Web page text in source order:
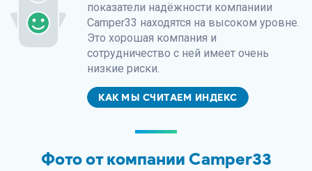
показатели надёжности компаниии
Camper33 находятся на высоком уровне.
Это хорошая компания и
сотрудничество с ней имеет очень
низкие риски.
КАК МЫ СЧИТАЕМ ИНДЕКС
Фото от компании Camper33